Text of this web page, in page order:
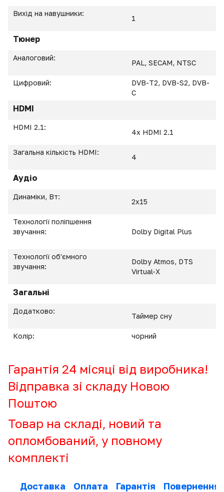
Вихід на навушники:
1
Тюнер
Аналоговий:
PAL, SECAM, NTSC
Цифровий:
DVB-T2, DVB-S2, DVB-
C
HDMI
HDMI 2.1:
4x HDMI 2.1
Загальна кількість HDMI:
4
Аудіо
Динаміки, Вт:
2х15
Технології поліпшення
звучання:
Dolby Digital Plus
Технології об'ємного
звучання:
Dolby Atmos, DTS
Virtual-X
Загальні
Додатково:
Таймер сну
Колір: чорний
Гарантія 24 місяці від виробника!
Відправка зі складу Новою
Поштою
Товар на складі, новий та
опломбований, у повному
комплекті
Доставка Оплата Гарантія Повернення